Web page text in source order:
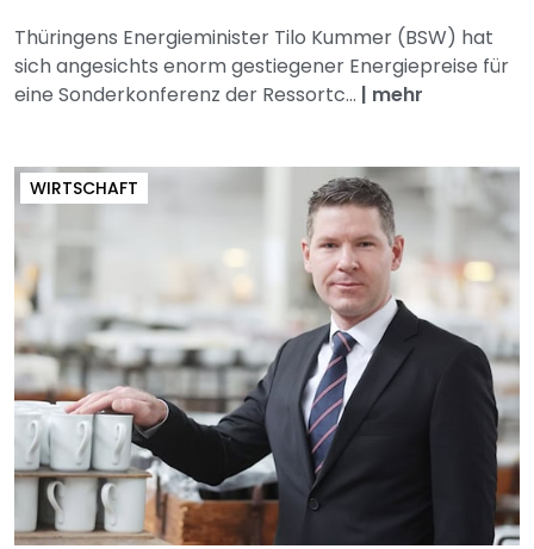
Thüringens Energieminister Tilo Kummer (BSW) hat
sich angesichts enorm gestiegener Energiepreise für
eine Sonderkonferenz der Ressortc... | mehr
WIRTSCHAFT